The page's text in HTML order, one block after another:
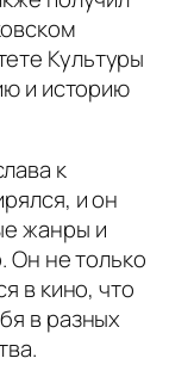
Культуры
и историю
к
и он
жанры и
Он не только
в кино, что
в разных